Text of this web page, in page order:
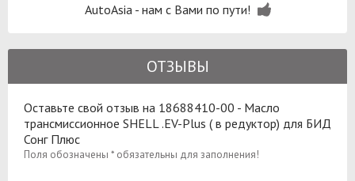
AutoAsia - нам с Вами по пути!
ОТЗЫВЫ
Оставьте свой отзыв на 18688410-00 - Масло
трансмиссионное SHELL .EV-Plus ( в редуктор) для БИД
Сонг Плюс
Поля обозначены * обязательны для заполнения!